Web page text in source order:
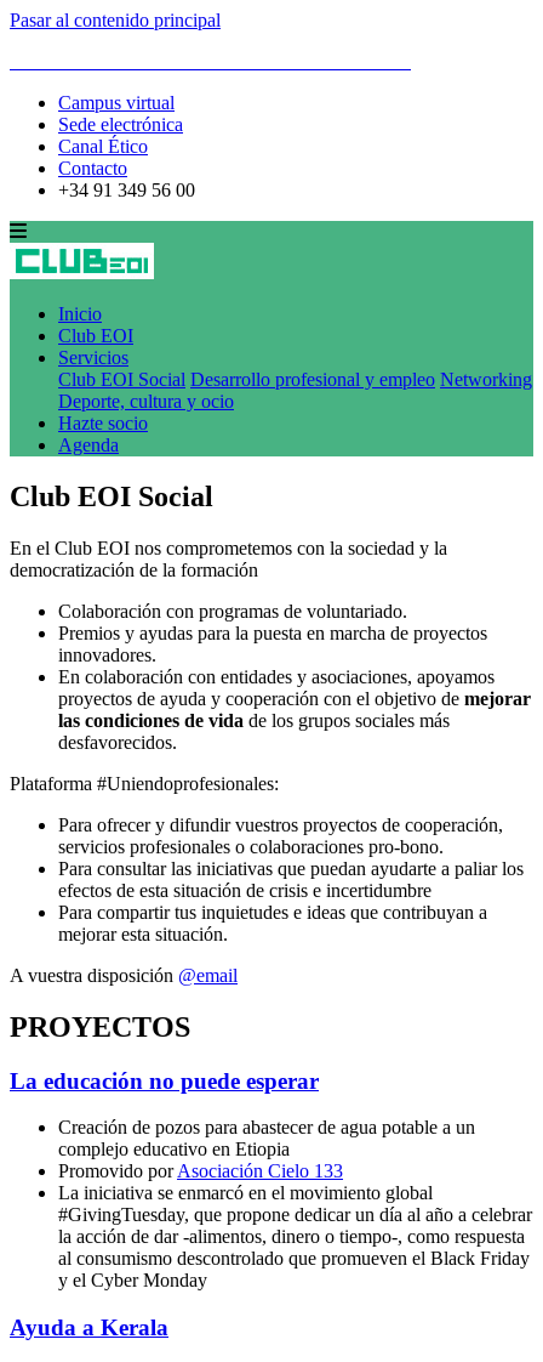
Pasar al contenido principal
Campus virtual
Sede electrónica
Canal Ético
Contacto
+34 91 349 56 00
Inicio
Club EOI
Servicios
Club EOI Social Desarrollo profesional y empleo Networking
Deporte, cultura y ocio
Hazte socio
Agenda
Club EOI Social
En el Club EOI nos comprometemos con la sociedad y la
democratización de la formación
Colaboración con programas de voluntariado.
Premios y ayudas para la puesta en marcha de proyectos
innovadores.
En colaboración con entidades y asociaciones, apoyamos
proyectos de ayuda y cooperación con el objetivo de mejorar
las condiciones de vida de los grupos sociales más
desfavorecidos.
Plataforma #Uniendoprofesionales:
Para ofrecer y difundir vuestros proyectos de cooperación,
servicios profesionales o colaboraciones pro-bono.
Para consultar las iniciativas que puedan ayudarte a paliar los
efectos de esta situación de crisis e incertidumbre
Para compartir tus inquietudes e ideas que contribuyan a
mejorar esta situación.
A vuestra disposición @email
PROYECTOS
La educación no puede esperar
Creación de pozos para abastecer de agua potable a un
complejo educativo en Etiopia
Promovido porAsociación Cielo 133
La iniciativa se enmarcó en el movimiento global
#GivingTuesday, que propone dedicar un día al año a celebrar
la acción de dar -alimentos, dinero o tiempo-, como respuesta
al consumismo descontrolado que promueven el Black Friday
y el Cyber Monday
Ayuda a Kerala